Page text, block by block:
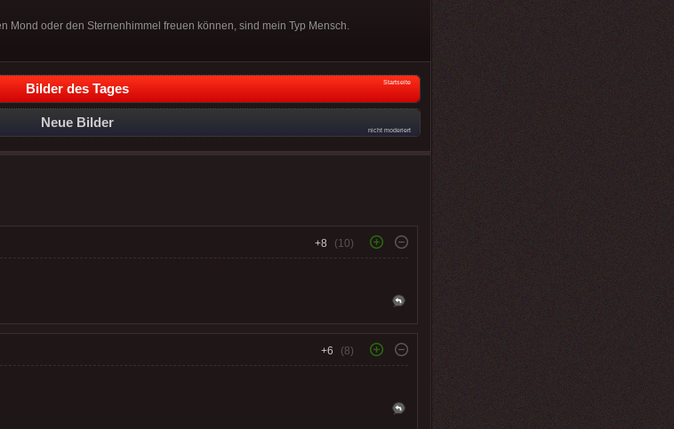
oder den Sternenhimmel freuen können, sind mein Typ Mensch.
Bilder des Tages Startseite
Neue Bilder
nicht moderiert
+8 (10)
+6 (8)